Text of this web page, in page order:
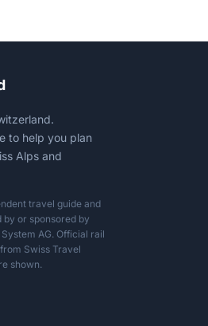
to help you plan
Alps and
travel guide and
by or sponsored by
AG. Official rail
Swiss Travel
shown.